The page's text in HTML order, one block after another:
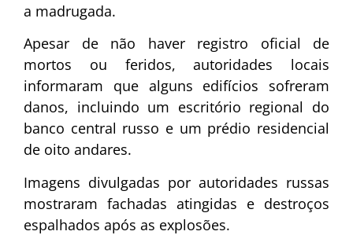
a madrugada.
Apesar de não haver registro oficial de
mortos ou feridos, autoridades locais
informaram que alguns edifícios sofreram
danos, incluindo um escritório regional do
banco central russo e um prédio residencial
de oito andares.
Imagens divulgadas por autoridades russas
mostraram fachadas atingidas e destroços
espalhados após as explosões.